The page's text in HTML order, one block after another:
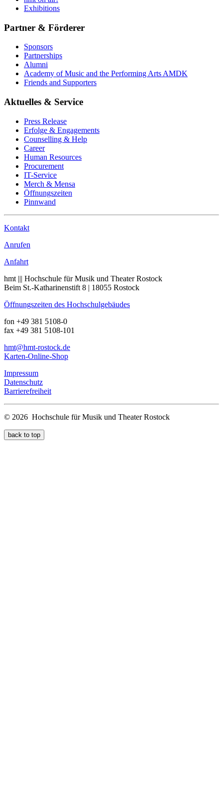
Exhibitions
Partner & Förderer
Sponsors
Partnerships
Alumni
Academy of Music and the Performing Arts AMDK
Friends and Supporters
Aktuelles & Service
Press Release
Erfolge & Engagements
Counselling & Help
Career
Human Resources
Procurement
IT-Service
Merch & Mensa
Öffnungszeiten
Pinnwand
Kontakt
Anrufen
Anfahrt
hmt ||| Hochschule für Musik und Theater Rostock
Beim St.-Katharinenstift 8 | 18055 Rostock
Öffnungszeiten des Hochschulgebäudes
fon +49 381 5108-0
fax +49 381 5108-101
hmt@hmt-rostock.de
Karten-Online-Shop
Impressum
Datenschutz
Barrierefreiheit
© 2026 Hochschule für Musik und Theater Rostock
back to top